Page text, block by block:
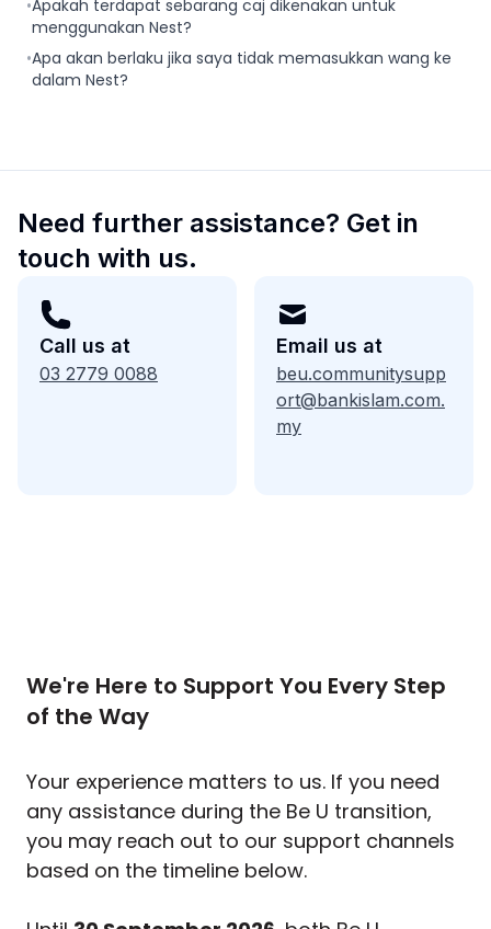
•Apakah terdapat sebarang caj dikenakan untuk
menggunakan Nest?
•Apa akan berlaku jika saya tidak memasukkan wang ke
dalam Nest?
Need further assistance? Get in
touch with us.
Call us at
03 2779 0088
Email us at
beu.communitysupp
ort@bankislam.com.
my
We're Here to Support You Every Step
of the Way
Your experience matters to us. If you need
any assistance during the Be U transition,
you may reach out to our support channels
based on the timeline below.